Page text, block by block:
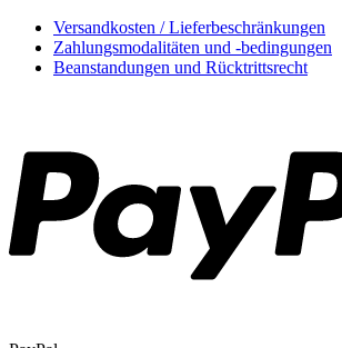
Versandkosten / Lieferbeschränkungen
Zahlungsmodalitäten und -bedingungen
Beanstandungen und Rücktrittsrecht